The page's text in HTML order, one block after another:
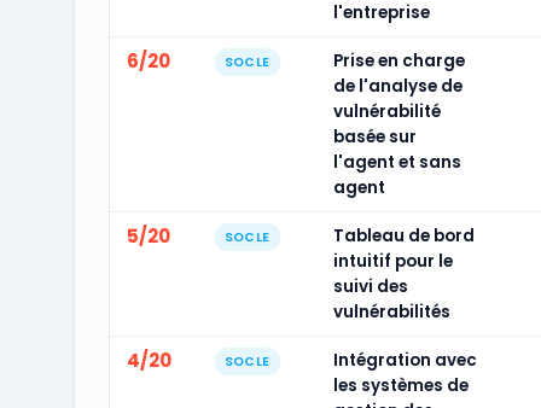
l'entreprise
6/20 SOCLE
Prise en charge
de l'analyse de
vulnérabilité
basée sur
l'agent et sans
agent
5/20 SOCLE
Tableau de bord
intuitif pour le
suivi des
vulnérabilités
4/20 SOCLE
Intégration avec
les systèmes de